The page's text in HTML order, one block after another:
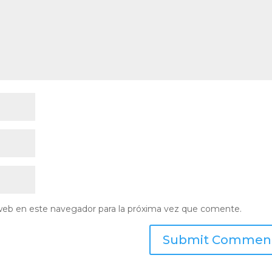
en este navegador para la próxima vez que comente.
Submit